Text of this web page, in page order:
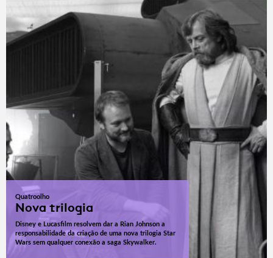
Quatroolho
Nova trilogia
Disney e Lucasfilm resolvem dar a Rian Johnson a
responsabilidade da criação de uma nova trilogia Star
Wars sem qualquer conexão a saga Skywalker.